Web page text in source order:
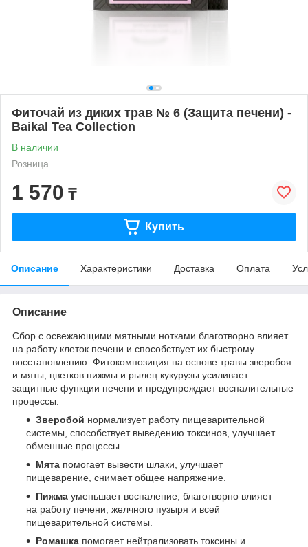
Фиточай из диких трав № 6 (Защита печени) -
Baikal Tea Collection
В наличии
Розница
1 570 ₸
Купить
Описание Характеристики Доставка Оплата
Описание
Сбор с освежающими мятными нотками благотворно влияет
на работу клеток печени и способствует их быстрому
восстановлению. Фитокомпозиция на основе травы зверобоя
и мяты, цветков пижмы и рылец кукурузы усиливает
защитные функции печени и предупреждает воспалительные
процессы.
Зверобой нормализует работу пищеварительной
системы, способствует выведению токсинов, улучшает
обменные процессы.
Мята помогает вывести шлаки, улучшает
пищеварение, снимает общее напряжение.
Пижма уменьшает воспаление, благотворно влияет
на работу печени, желчного пузыря и всей
пищеварительной системы.
Ромашка помогает нейтрализовать токсины и